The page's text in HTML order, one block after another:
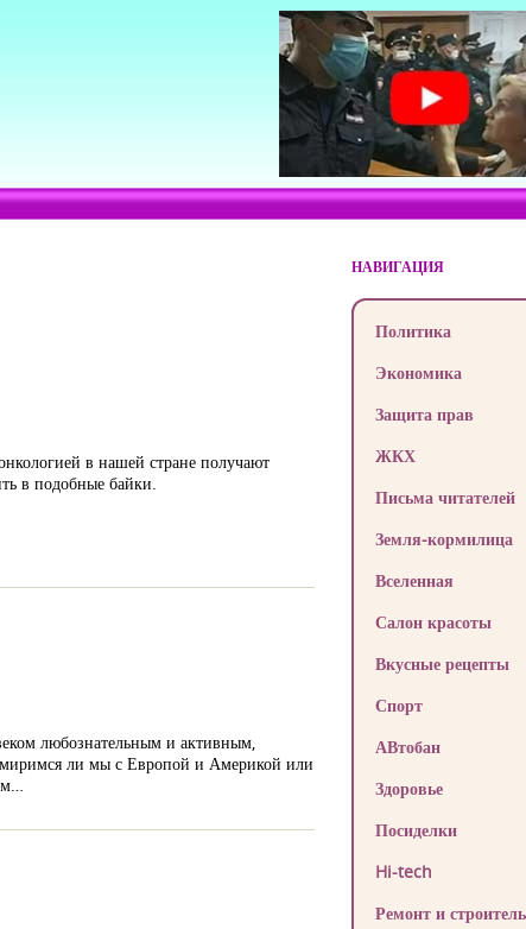
в нашей стране получают
в подобные байки.
любознательным и активным,
ли мы с Европой и Америкой или
НАВИГАЦИЯ
Политика
Экономика
Защита прав
ЖКХ
Письма читателей
Земля-кормилица
Вселенная
Салон красоты
Вкусные рецепты
Спорт
АВтобан
Здоровье
Посиделки
Hi-tech
Ремонт и